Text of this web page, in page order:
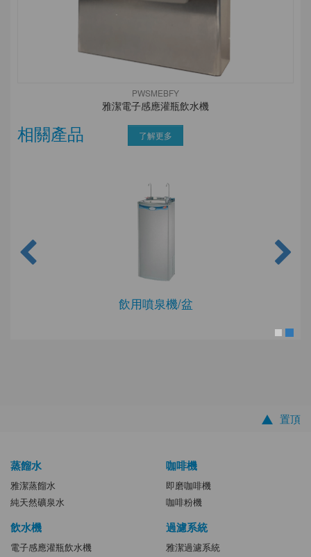
PWSMEBFY
雅潔電子感應灌瓶飲水機
了解更多
相關產品
飲用噴泉機/盆
置頂
蒸餾水
雅潔蒸餾水
純天然礦泉水
飲水機
電子感應灌瓶飲水機
咖啡機
即磨咖啡機
咖啡粉機
過濾系統
雅潔過濾系統